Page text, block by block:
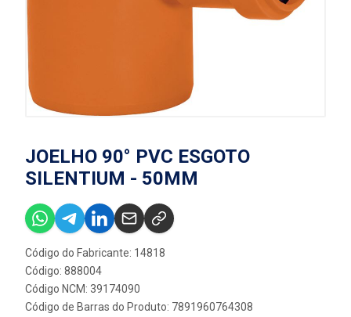
JOELHO 90° PVC ESGOTO
SILENTIUM - 50MM
Código do Fabricante: 14818
Código: 888004
Código NCM: 39174090
Código de Barras do Produto: 7891960764308